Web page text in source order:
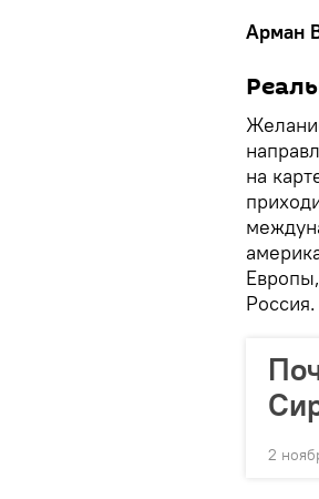
Арман
на
Россия.
2